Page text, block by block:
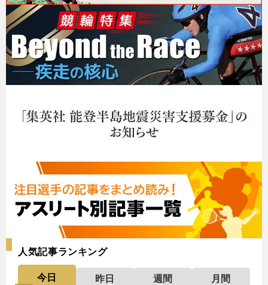
人気記事ランキング
今日 昨日 週間
月間